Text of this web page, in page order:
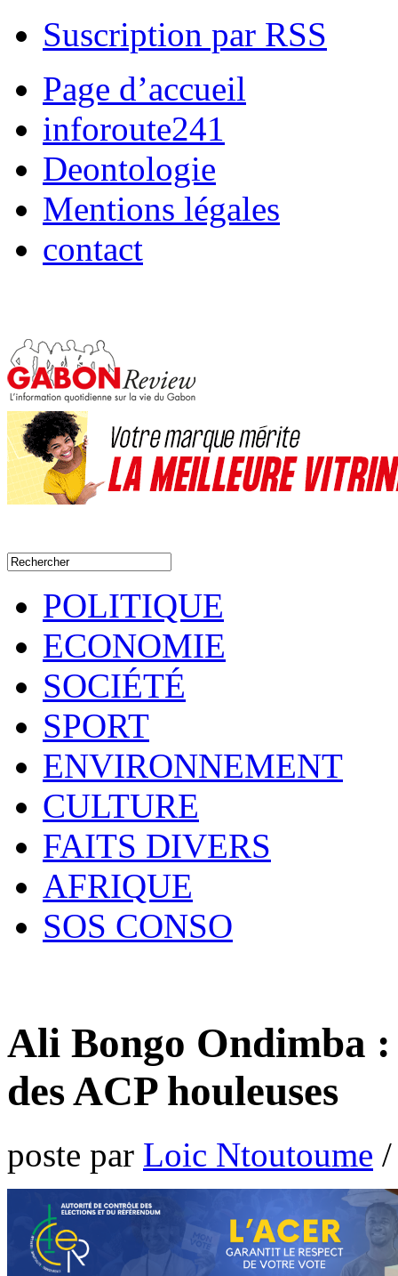
Suscription par RSS
Page d’accueil
inforoute241
Deontologie
Mentions légales
contact
POLITIQUE
ECONOMIE
SOCIÉTÉ
SPORT
ENVIRONNEMENT
CULTURE
FAITS DIVERS
AFRIQUE
SOS CONSO
Ali Bongo Ondimba
des ACP houleuses
poste par Loic Ntoutoume